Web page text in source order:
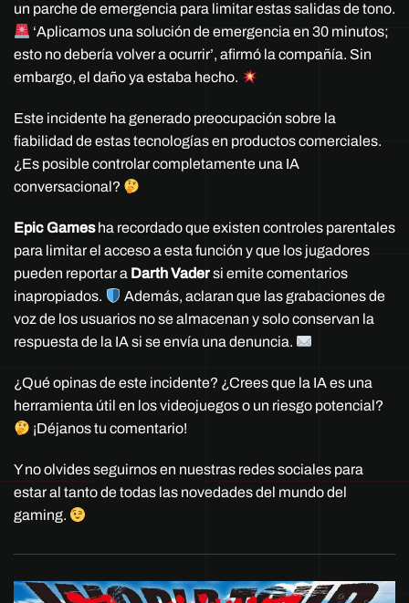
un parche de emergencia para limitar estas salidas de tono.
‘Aplicamos una solución de emergencia en 30 minutos;
esto no debería volver a ocurrir’, afirmó la compañía. Sin
embargo, el daño ya estaba hecho.
Este incidente ha generado preocupación sobre la
fiabilidad de estas tecnologías en productos comerciales.
¿Es posible controlar completamente una IA
conversacional?
Epic Gamesha recordado que existen controles parentales
para limitar el acceso a esta función y que los jugadores
pueden reportar a Darth Vadersi emite comentarios
inapropiados.
Además, aclaran que las grabaciones de
voz de los usuarios no se almacenan y solo conservan la
respuesta de la IA si se envía una denuncia.
¿Qué opinas de este incidente? ¿Crees que la IA es una
herramienta útil en los videojuegos o un riesgo potencial?
¡Déjanos tu comentario!
Y no olvides seguirnos en nuestras redes sociales para
estar al tanto de todas las novedades del mundo del
gaming.